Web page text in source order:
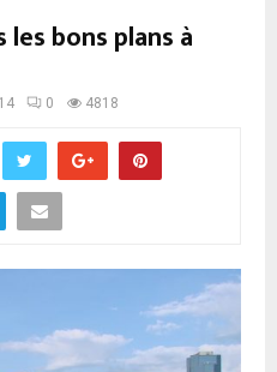
bons plans à
0 4818